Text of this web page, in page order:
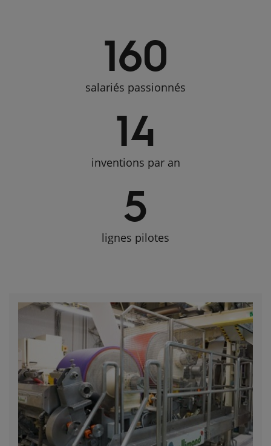
160
salariés passionnés
14
inventions par an
5
lignes pilotes